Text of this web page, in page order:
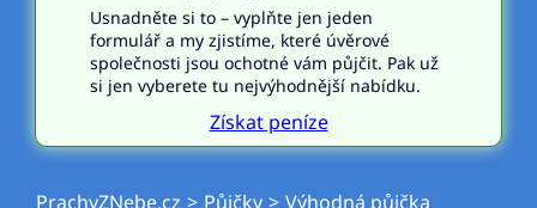
Usnadněte si to – vyplňte jen jeden
formulář a my zjistíme, které úvěrové
společnosti jsou ochotné vám půjčit. Pak už
si jen vyberete tu nejvýhodnější nabídku.
Získat peníze
PrachyZNebe.cz > Půjčky > Výhodná půjčka